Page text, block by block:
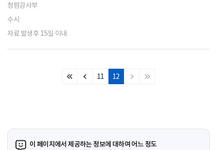
청렴감사부
수시
자료 발생후 15일 이내
처
이
11 12
다
마
이 페이지에서 제공하는 정보에 대하여 어느 정도